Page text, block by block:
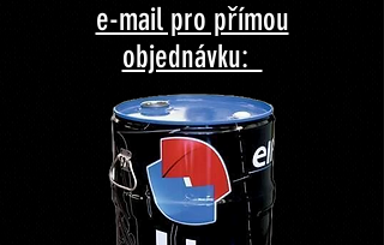
e-mail pro přímou
objednávku: